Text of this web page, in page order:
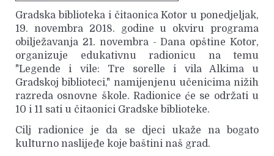
Gradska biblioteka i čitaonica Kotor u ponedjeljak,
19. novembra 2018. godine u okviru programa
obilježavanja 21. novembra - Dana opštine Kotor,
organizuje edukativnu radionicu na temu
"Legende i vile: Tre sorelle i vila Alkima u
Gradskoj biblioteci," namijenjenu učenicima nižih
razreda osnovne škole. Radionice će se održati u
10 i 11 sati u čitaonici Gradske biblioteke.
Cilj radionice je da se djeci ukaže na bogato
kulturno naslijeđe koje baštini naš grad.